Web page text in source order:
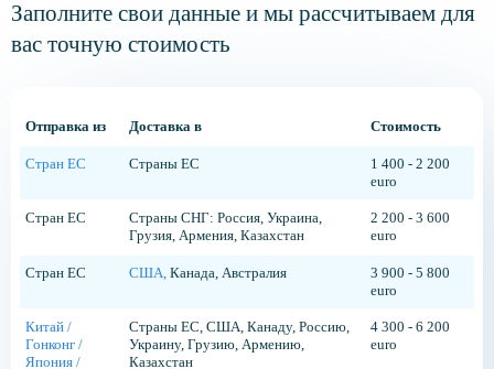
Заполните свои данные и мы рассчитываем для
вас точную стоимость
Отправка из Доставка в Стоимость
Стран ЕС Страны ЕС
1 400 - 2 200
euro
Стран ЕС
Страны СНГ: Россия, Украина,
Грузия, Армения, Казахстан
2 200 - 3 600
euro
Стран ЕС США, Канада, Австралия
3 900 - 5 800
euro
Китай /
Гонконг /
Япония /
Страны ЕС, США, Канаду, Россию,
Украину, Грузию, Армению,
Казахстан
4 300 - 6 200
euro